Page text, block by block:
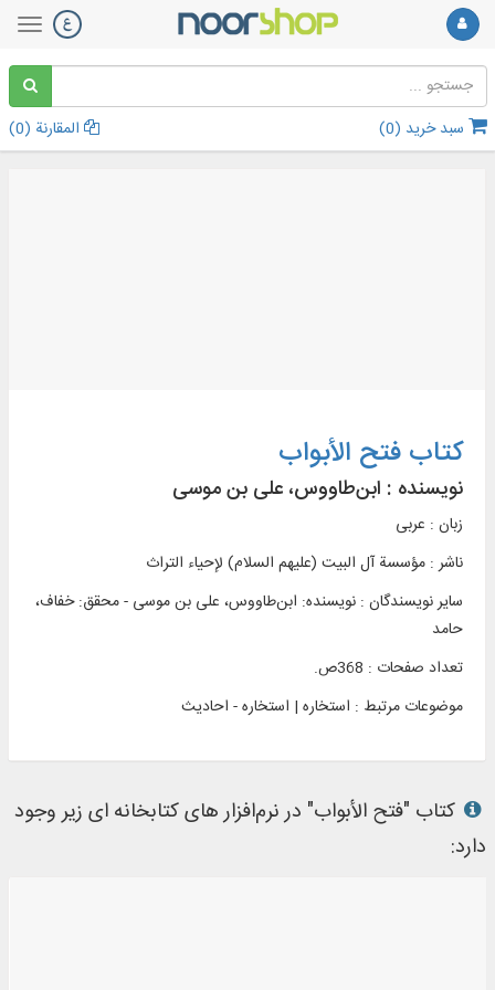
سبد خرید (0
) المقارنة (0
)
کتاب فتح الأبواب
نویسنده : ابن‌طاووس، علی بن موسی
زبان : عربی
ناشر : مؤسسة آل البیت (علیهم السلام) لإحیاء التراث
سایر نویسندگان : نویسنده: ابن‌طاووس، علی بن موسی - محقق: خفاف،
حامد
تعداد صفحات : 368ص.
موضوعات مرتبط : استخاره | استخاره - احادیث
کتاب "فتح الأبواب" در نرم‌افزار های کتابخانه ای زیر وجود
دارد: